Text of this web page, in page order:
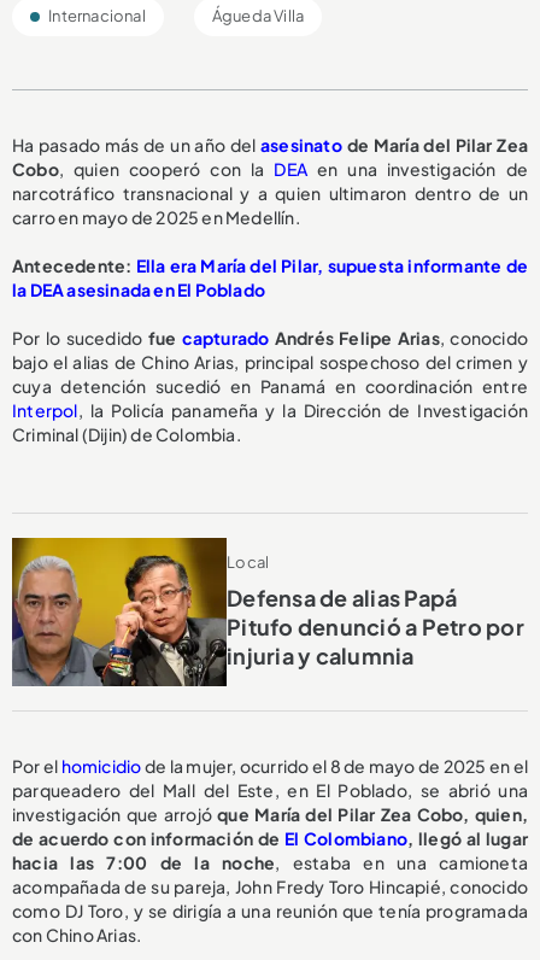
Internacional Águeda Villa
Ha pasado más de un año delasesinatode María del Pilar Zea
Cobo, quien cooperó con la DEA en una investigación de
narcotráfico transnacional y a quien ultimaron dentro de un
carro en mayo de 2025 en Medellín.
Antecedente: Ella era María del Pilar, supuesta informante de
la DEA asesinada en El Poblado
Por lo sucedido fue capturado Andrés Felipe Arias, conocido
bajo el alias de Chino Arias, principal sospechoso del crimen y
cuya detención sucedió en Panamá en coordinación entre
Interpol, la Policía panameña y la Dirección de Investigación
Criminal (Dijin) de Colombia.
Local
Defensa de alias Papá
Pitufo denunció a Petro por
injuria y calumnia
Por el homicidiode la mujer, ocurrido el 8 de mayo de 2025 en el
parqueadero del Mall del Este, en El Poblado, se abrió una
investigación que arrojóque María del Pilar Zea Cobo, quien,
de acuerdo con información de El Colombiano, llegó al lugar
hacia las 7:00 de la noche, estaba en una camioneta
acompañada de su pareja, John Fredy Toro Hincapié, conocido
como DJ Toro, y se dirigía a una reunión que tenía programada
con Chino Arias.